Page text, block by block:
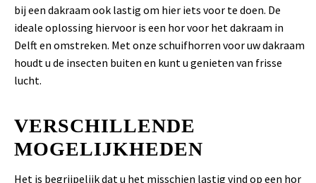
bij een dakraam ook lastig om hier iets voor te doen. De
ideale oplossing hiervoor is een hor voor het dakraam in
Delft en omstreken. Met onze schuifhorren voor uw dakraam
houdt u de insecten buiten en kunt u genieten van frisse
lucht.
VERSCHILLENDE
MOGELIJKHEDEN
Het is begrijpelijk dat u het misschien lastig vind op een hor